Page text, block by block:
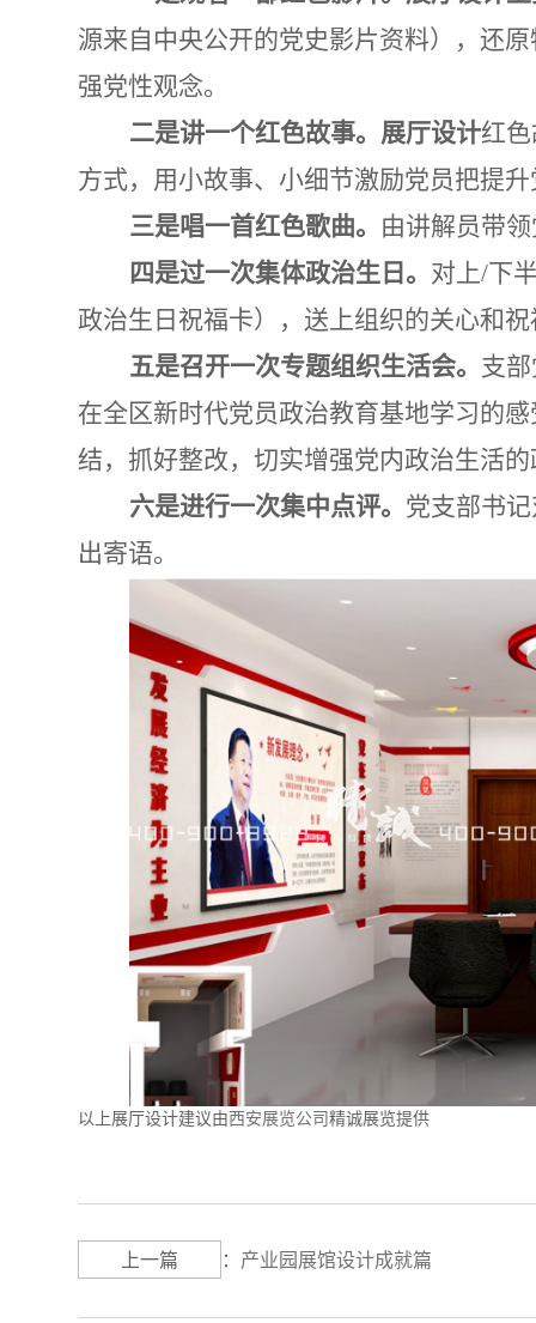
源来自中央公开的党史影片资料），还
强党性观念。
二是讲一个红色故事。 展厅设计红
方式，用小故事、小细节激励党员把提
三是唱一首红色歌曲。 由讲解员带
四是过一次集体政治生日。 对上/下
政治生日祝福卡），送上组织的关心和
五是召开一次专题组织生活会。 支
在全区新时代党员政治教育基地学习的
结，抓好整改，切实增强党内政治生活
六是进行一次集中点评。 党支部书
出寄语。
以上展厅设计建议由西安展览公司精诚展览提供
上一篇 ： 产业园展馆设计成就篇